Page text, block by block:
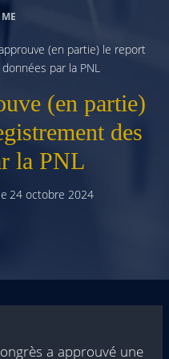
(en partie) le report
par la PNL
(en partie)
des
la PNL
24 octobre 2024
a approuvé une